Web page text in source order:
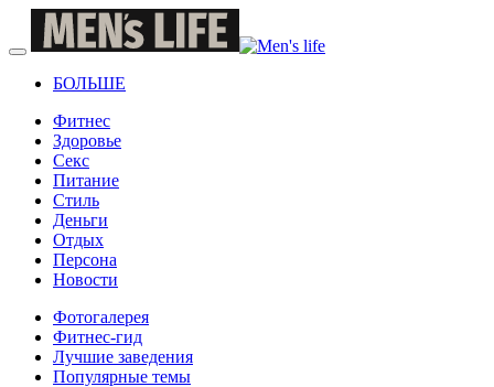
БОЛЬШЕ
Фитнес
Здоровье
Секс
Питание
Стиль
Деньги
Отдых
Персона
Новости
Фотогалерея
Фитнес-гид
Лучшие заведения
Популярные темы